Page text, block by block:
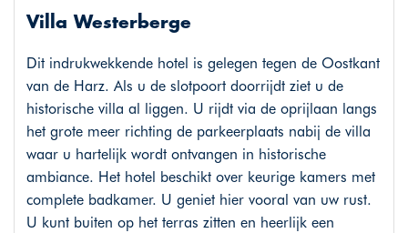
Villa Westerberge
Dit indrukwekkende hotel is gelegen tegen de Oostkant
van de Harz. Als u de slotpoort doorrijdt ziet u de
historische villa al liggen. U rijdt via de oprijlaan langs
het grote meer richting de parkeerplaats nabij de villa
waar u hartelijk wordt ontvangen in historische
ambiance. Het hotel beschikt over keurige kamers met
complete badkamer. U geniet hier vooral van uw rust.
U kunt buiten op het terras zitten en heerlijk een